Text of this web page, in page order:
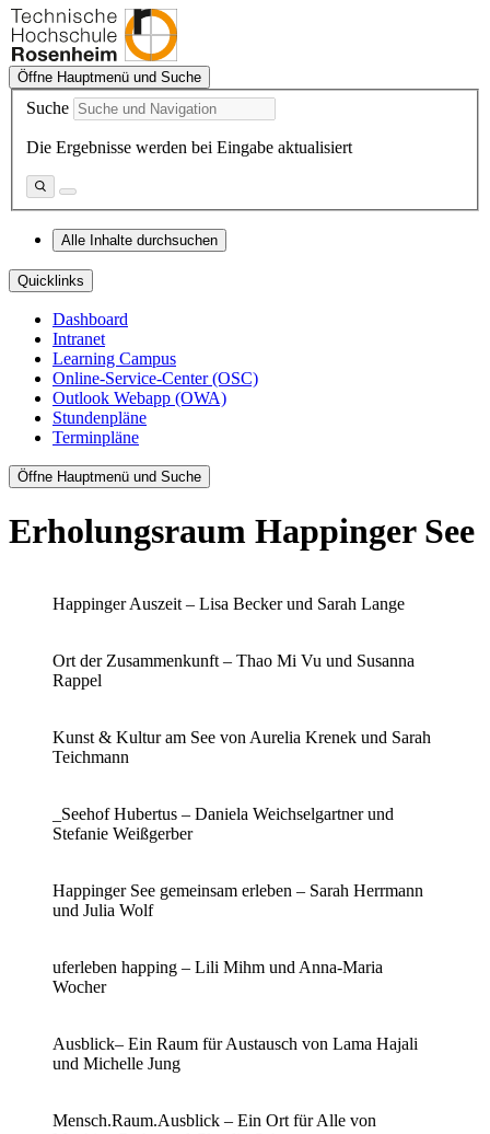
Öffne Hauptmenü und Suche
Suche
Die Ergebnisse werden bei Eingabe aktualisiert
Alle Inhalte durchsuchen
Quicklinks
Dashboard
Intranet
Learning Campus
Online-Service-Center (OSC)
Outlook Webapp (OWA)
Stundenpläne
Terminpläne
Öffne Hauptmenü und Suche
Erholungsraum Happinger See
Happinger Auszeit – Lisa Becker und Sarah Lange
Ort der Zusammenkunft – Thao Mi Vu und Susanna
Rappel
Kunst & Kultur am See von Aurelia Krenek und Sarah
Teichmann
_Seehof Hubertus – Daniela Weichselgartner und
Stefanie Weißgerber
Happinger See gemeinsam erleben – Sarah Herrmann
und Julia Wolf
uferleben happing – Lili Mihm und Anna-Maria
Wocher
Ausblick– Ein Raum für Austausch von Lama Hajali
und Michelle Jung
Mensch.Raum.Ausblick – Ein Ort für Alle von